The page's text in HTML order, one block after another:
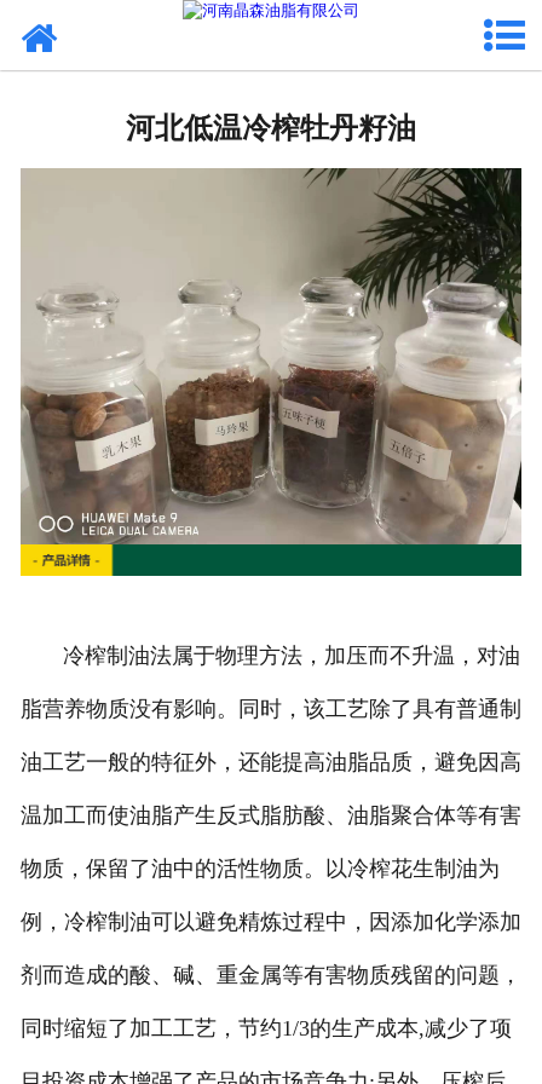
河北来料代工
河北低温冷榨牡丹籽油
冷榨制油法属于物理方法，加压而不升温，对油
脂营养物质没有影响。同时，该工艺除了具有普通制
油工艺一般的特征外，还能提高油脂品质，避免因高
温加工而使油脂产生反式脂肪酸、油脂聚合体等有害
物质，保留了油中的活性物质。以冷榨花生制油为
例，冷榨制油可以避免精炼过程中，因添加化学添加
剂而造成的酸、碱、重金属等有害物质残留的问题，
同时缩短了加工工艺，节约1/3的生产成本,减少了项